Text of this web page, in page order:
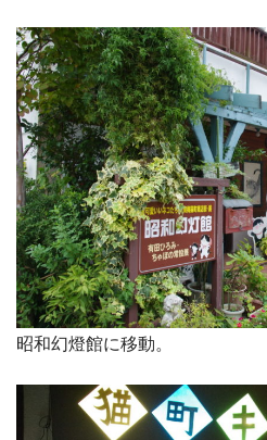
昭和幻燈館に移動。